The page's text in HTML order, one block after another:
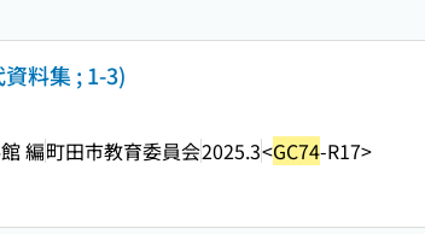
料集 ; 1-3)
編町田市教育委員会2025.3<GC74-R17>